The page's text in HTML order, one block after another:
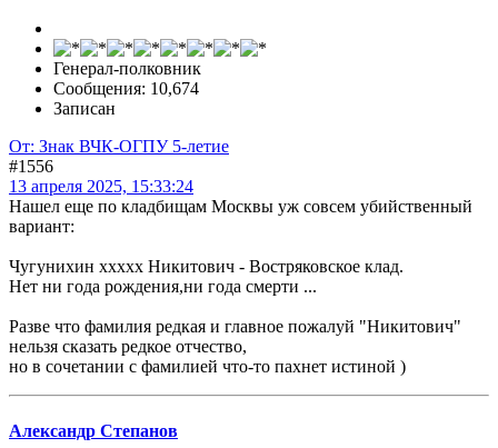
Генерал-полковник
Сообщения: 10,674
Записан
От: Знак ВЧК-ОГПУ 5-летие
#1556
13 апреля 2025, 15:33:24
Нашел еще по кладбищам Москвы уж совсем убийственный
вариант:
Чугунихин ххххх Никитович - Востряковское клад.
Нет ни года рождения,ни года смерти ...
Разве что фамилия редкая и главное пожалуй "Никитович"
нельзя сказать редкое отчество,
но в сочетании с фамилией что-то пахнет истиной )
Александр Степанов